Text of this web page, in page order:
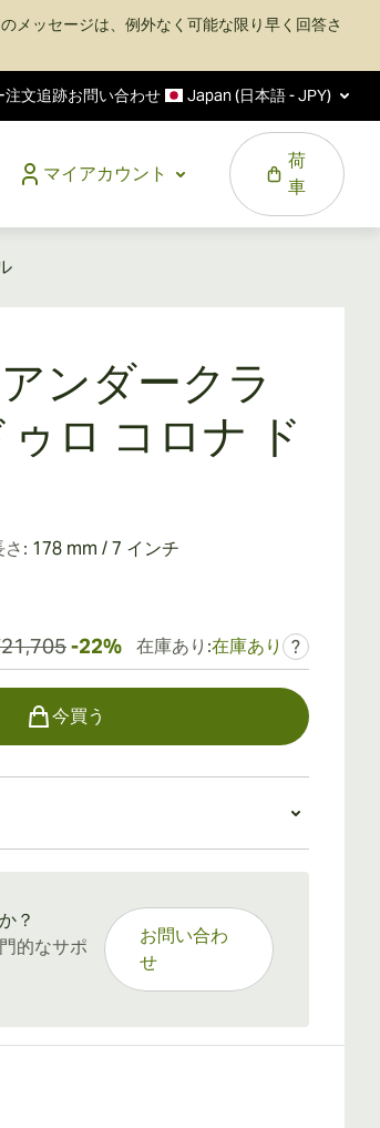
メッセージは、例外なく可能な限り早く回答さ
注文追跡お問い合わせ Japan (日本語 - JPY)
マイアカウント
荷
車
ンダークラ
ロ コロナ ド
さ: 178 mm / 7 インチ
-22% 在庫あり:在庫あり ?
今買う
？
的なサポ
お問い合わ
せ